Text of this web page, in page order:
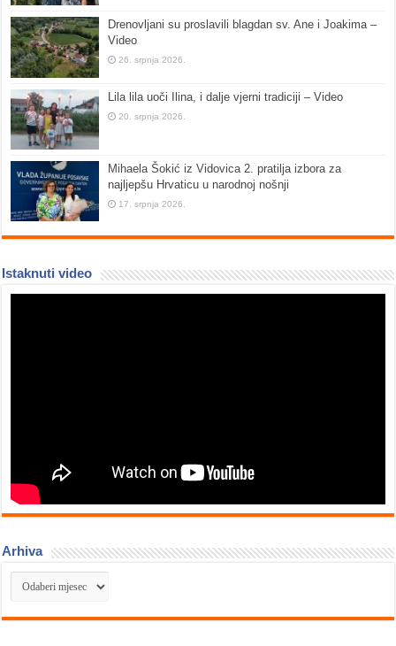
Drenovljani su proslavili blagdan sv. Ane i Joakima –
Video
26. srpnja 2026.
Lila lila uoči Ilina, i dalje vjerni tradiciji – Video
20. srpnja 2026.
Mihaela Šokić iz Vidovica 2. pratilja izbora za
najljepšu Hrvaticu u narodnoj nošnji
17. srpnja 2026.
Istaknuti video
Arhiva
Arhiva